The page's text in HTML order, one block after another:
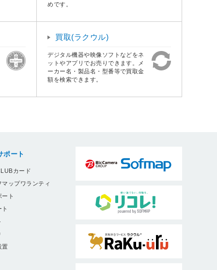
めです。
買取(ラクウル)
デジタル機器や映像ソフトなどをネ
ットやアプリでお売りできます。メ
ーカー名・製品名・型番等で買取金
額を検索できます。
ポート
カード
ップワランティ
ト
置